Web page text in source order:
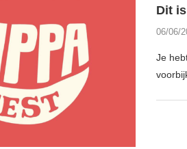
Dit
06/06/
Je